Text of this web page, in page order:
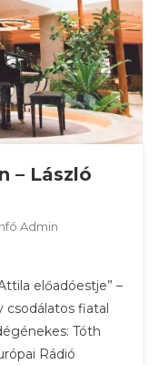
– László
Admin
előadóestje” –
fiatal
Tóth
Rádió